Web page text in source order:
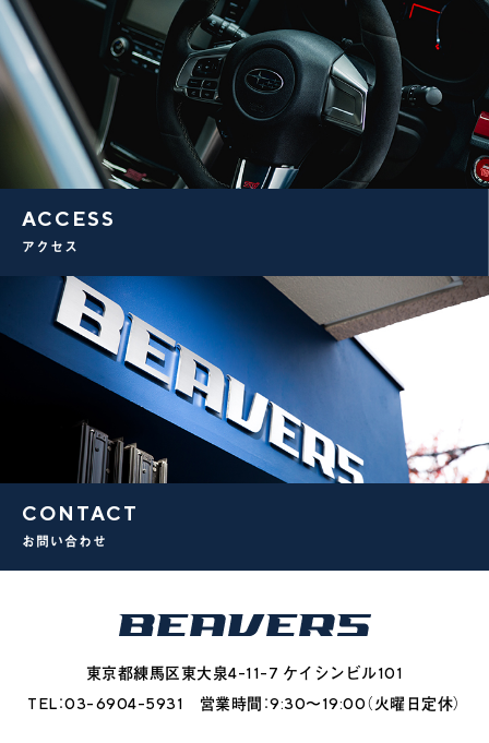
ACCESS
アクセス
CONTACT
お問い合わせ
東京都練馬区東大泉4-11-7 ケイシンビル101
TEL：03-6904-5931 営業時間：9:30〜19:00（火曜日定休）